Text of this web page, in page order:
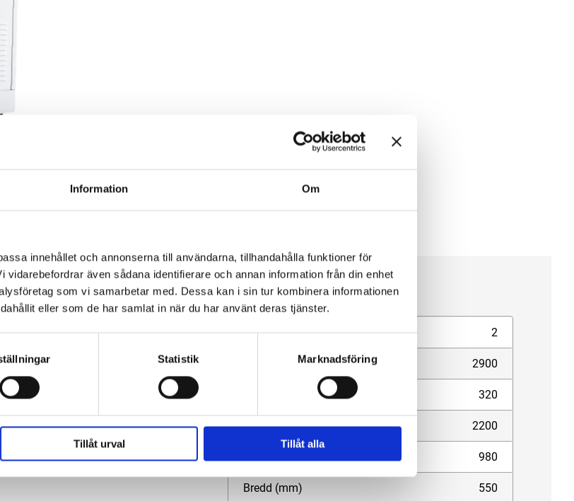
Information Om
innehållet och annonserna till användarna, tillhandahålla funktioner för
även sådana identifierare och annan information från din enhet
som vi samarbetar med. Dessa kan i sin tur kombinera informationen
eller som de har samlat in när du har använt deras tjänster.
Statistik Marknadsföring
Tillåt urval Tillåt alla
livslängd på filter
filtret
i manöverpanelen
2st samtidiga användare
Specifikation
Max samtidiga användare 2
Vakuum (mm/H²O) 2900
Luftflöde (m³/h) 320
Motoreffekt (W) 2200
980
Bredd (mm) 550